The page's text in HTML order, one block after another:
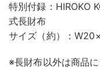
特別付録：HIROKO
式長財布
サイズ（約）：
※長財布以外は商品